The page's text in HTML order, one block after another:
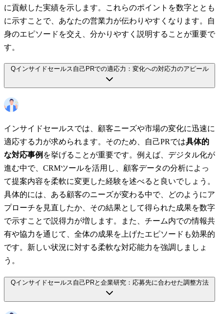
に貢献した実績を示します。これらのポイントを数字ととも
に示すことで、あなたの営業力が伝わりやすくなります。自
身のエピソードを交え、分かりやすく説明することが重要で
す。
Qインサイドセールス自己PRでの適応力：変化への対応力のアピール
インサイドセールスでは、顧客ニーズや市場の変化に迅速に
適応する力が求められます。そのため、自己PRでは具体的
な対応事例 を挙げることが重要です。例えば、デジタル化が
進む中で、CRMツールを活用し、顧客データの分析によっ
て提案内容を柔軟に変更した経験を述べると良いでしょう。
具体的には、ある顧客のニーズが変わる中で、どのようにア
プローチを見直したか、その結果として得られた成果を数字
で示すことで説得力が増します。また、チーム内での情報共
有や協力を通じて、全体の成果を上げたエピソードも効果的
です。新しい状況に対する柔軟な対応能力を強調しましょ
う。
Qインサイドセールス自己PRと企業研究：応募先に合わせた調整方法